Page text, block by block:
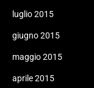
luglio 2015
giugno 2015
maggio 2015
aprile 2015